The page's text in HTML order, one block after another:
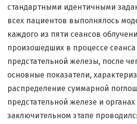
стандартными идентичными
всех пациентов выполнялось
каждого из пяти сеансов
произошедших в процессе
предстательной железы, после
основные показатели,
распределение суммарной
предстательной железе и
заключительном этапе